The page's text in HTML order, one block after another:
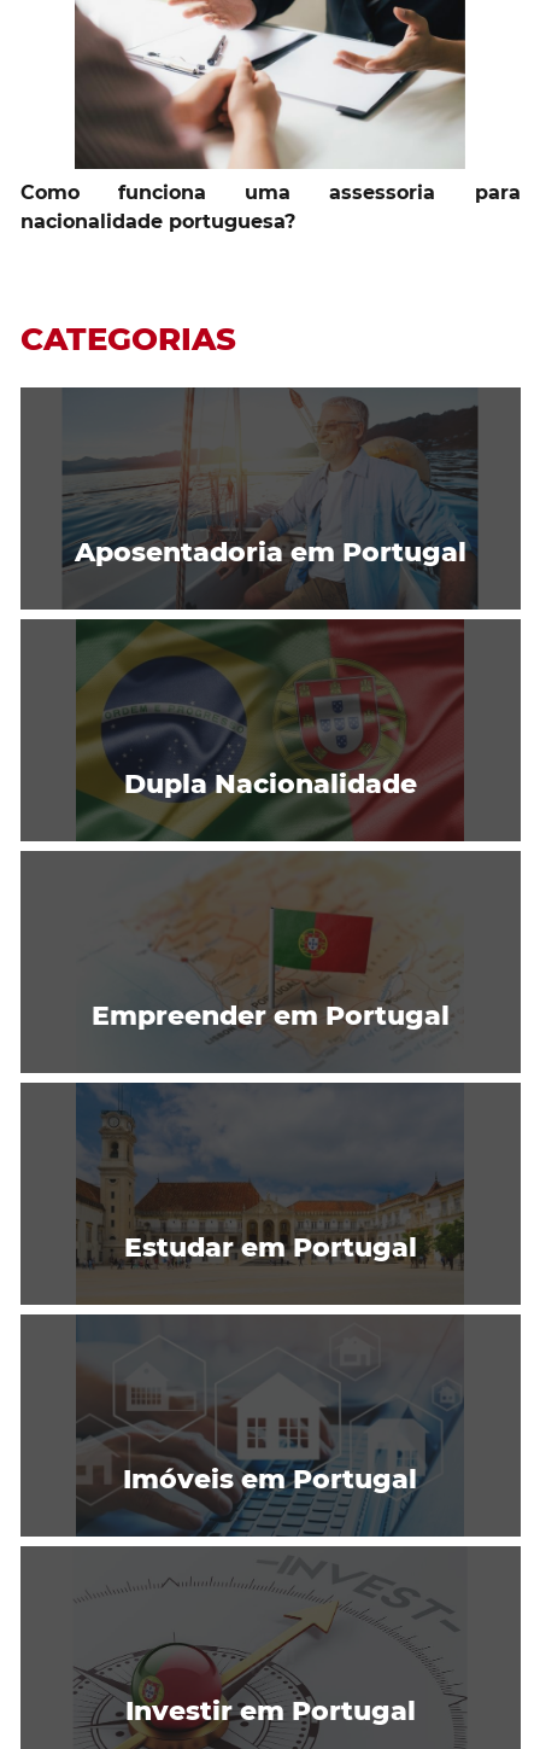
Como funciona uma assessoria para
nacionalidade portuguesa?
CATEGORIAS
Aposentadoria em Portugal
Dupla Nacionalidade
Empreender em Portugal
Estudar em Portugal
Imóveis em Portugal
Investir em Portugal